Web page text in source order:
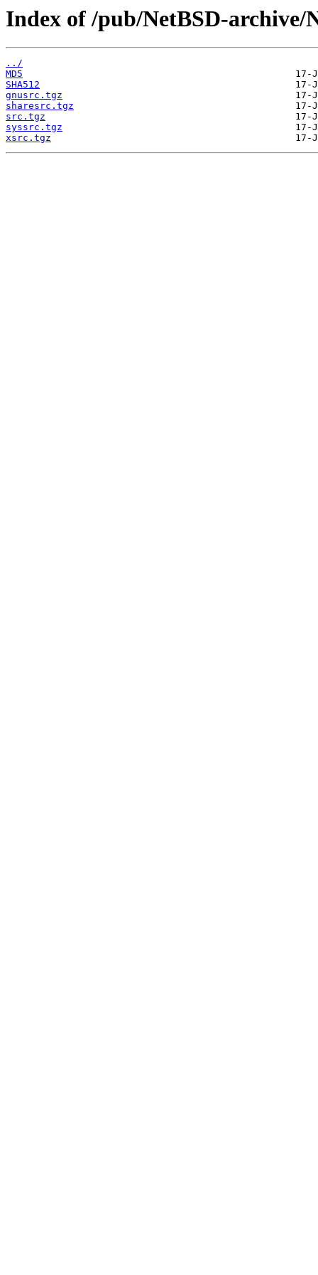
Index of /pub/NetBSD-archive/
../
MD5
SHA512
gnusrc.tgz
sharesrc.tgz
src.tgz
syssrc.tgz
xsrc.tgz